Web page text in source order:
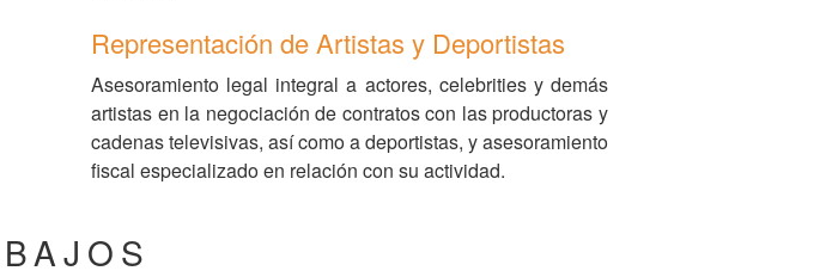
Representación de Artistas y Deportistas
Asesoramiento legal integral a actores, celebrities y demás
artistas en la negociación de contratos con las productoras y
cadenas televisivas, así como a deportistas, y asesoramiento
fiscal especializado en relación con su actividad.